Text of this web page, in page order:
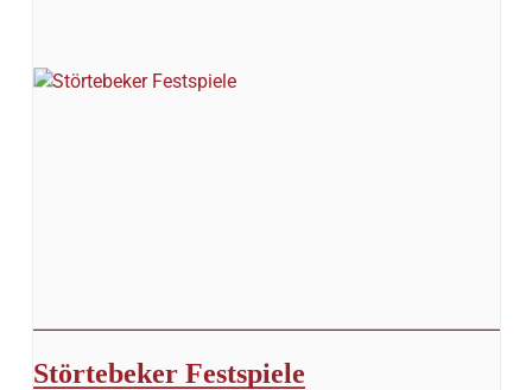
Störtebeker Festspiele